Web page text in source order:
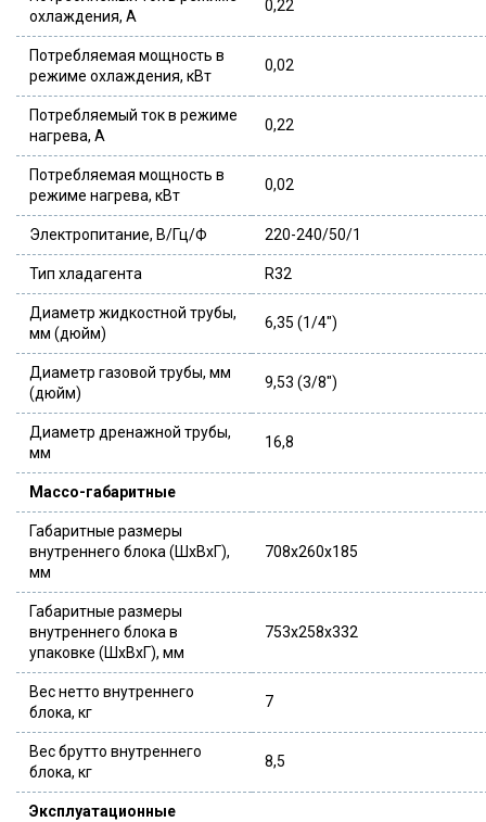
охлаждения, А
0,22
Потребляемая мощность в
режиме охлаждения, кВт
0,02
Потребляемый ток в режиме
нагрева, А
0,22
Потребляемая мощность в
режиме нагрева, кВт
0,02
Электропитание, В/Гц/Ф 220-240/50/1
Тип хладагента R32
Диаметр жидкостной трубы,
мм (дюйм)
6,35 (1/4″)
Диаметр газовой трубы, мм
(дюйм)
9,53 (3/8″)
Диаметр дренажной трубы,
мм
16,8
Массо-габаритные
Габаритные размеры
внутреннего блока (ШxВxГ),
мм
708x260x185
Габаритные размеры
внутреннего блока в
упаковке (ШxВxГ), мм
753x258x332
Вес нетто внутреннего
блока, кг
7
Вес брутто внутреннего
блока, кг
8,5
Эксплуатационные